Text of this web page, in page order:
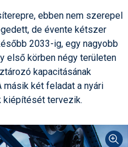
ebben nem szerepel
de évente kétszer
2033-ig, egy nagyobb
első körben négy területen
kapacitásának
két feladat a nyári
kiépítését tervezik.